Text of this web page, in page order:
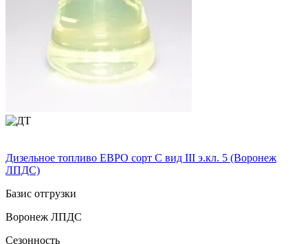
Дизельное топливо ЕВРО сорт C вид III э.кл. 5 (Воронеж
ЛПДС)
Базис отгрузки
Воронеж ЛПДС
Сезонность